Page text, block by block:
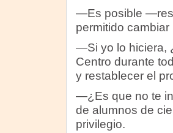
—Es posible
permitido cambiar
—Si yo lo hiciera,
Centro durante
y restablecer el
—¿Es que no te
de alumnos de
privilegio.